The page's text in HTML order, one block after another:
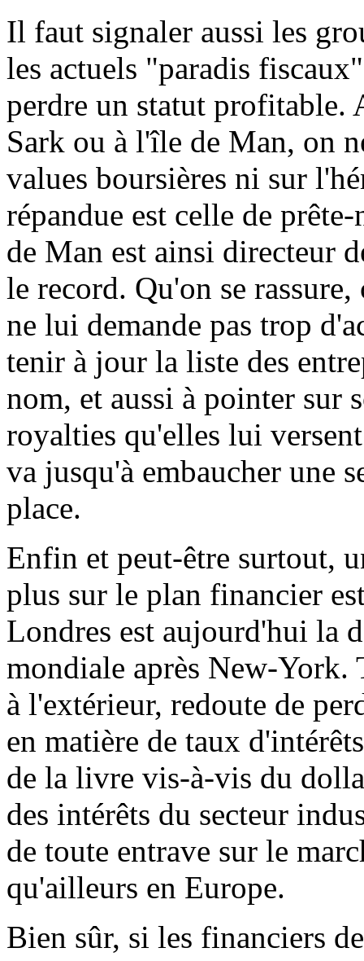
Il faut signaler aussi les
les actuels "paradis
perdre un statut profitable.
Sark ou à l'île de Man, on
values boursières ni sur
répandue est celle de
de Man est ainsi directeur
le record. Qu'on se
ne lui demande pas trop
tenir à jour la liste des
nom, et aussi à pointer sur
royalties qu'elles lui
va jusqu'à embaucher une
place.
Enfin et peut-être surtout,
plus sur le plan financier
Londres est aujourd'hui la
mondiale après New-York.
à l'extérieur, redoute de
en matière de taux
de la livre vis-à-vis du
des intérêts du secteur
de toute entrave sur le
qu'ailleurs en Europe.
Bien sûr, si les financiers